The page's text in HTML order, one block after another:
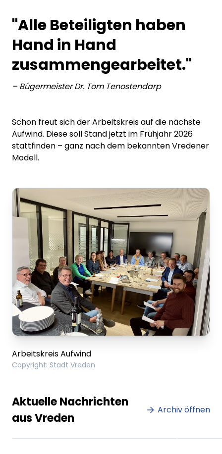
"Alle Beteiligten haben
Hand in Hand
zusammengearbeitet."
– Bügermeister Dr. Tom Tenostendarp
Schon freut sich der Arbeitskreis auf die nächste
Aufwind. Diese soll Stand jetzt im Frühjahr 2026
stattfinden – ganz nach dem bekannten Vredener
Modell.
Arbeitskreis Aufwind
Copyright: Stadt Vreden
Aktuelle Nachrichten
aus Vreden
Archiv öffnen
Lorem ipsum Lorem ipsum